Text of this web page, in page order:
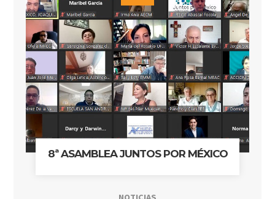
8ª ASAMBLEA JUNTOS POR MÉXICO